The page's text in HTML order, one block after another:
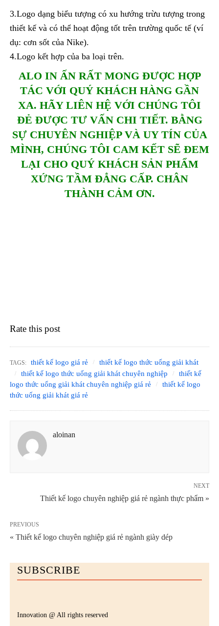
3.Logo dạng biểu tượng có xu hướng trừu tượng trong
thiết kế và có thể hoạt động tốt trên trường quốc tế (ví
dụ: cơn sốt của Nike).
4.Logo kết hợp của ba loại trên.
ALO IN ẤN RẤT MONG ĐƯỢC HỢP
TÁC VỚI QUÝ KHÁCH HÀNG GẦN
XA. HÃY LIÊN HỆ VỚI CHÚNG TÔI
ĐẺ ĐƯỢC TƯ VẤN CHI TIẾT. BẰNG
SỰ CHUYÊN NGHIỆP VÀ UY TÍN CỦA
MÌNH, CHÚNG TÔI CAM KẾT SẼ ĐEM
LẠI CHO QUÝ KHÁCH SẢN PHẨM
XỨNG TẦM ĐẲNG CẤP. CHÂN
THÀNH CẢM ƠN.
Rate this post
TAGS: thiết kế logo giá rẻ
thiết kế logo thức uống giải khát
thiết kế logo thức uống giải khát chuyên nghiệp
thiết kế
logo thức uống giải khát chuyên nghiệp giá rẻ
thiết kế logo
thức uống giải khát giá rẻ
aloinan
NEXT
Thiết kế logo chuyên nghiệp giá rẻ ngành thực phẩm »
PREVIOUS
« Thiết kế logo chuyên nghiệp giá rẻ ngành giày dép
SUBSCRIBE
Innovation @ All rights reserved